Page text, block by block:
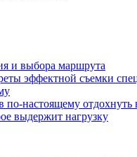
и выбора маршрута
эффектной съемки
по-настоящему отдохнуть
выдержит нагрузку